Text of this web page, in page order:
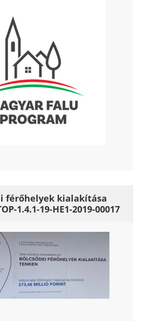
férőhelyek kialakítása
1.4.1-19-HE1-2019-00017